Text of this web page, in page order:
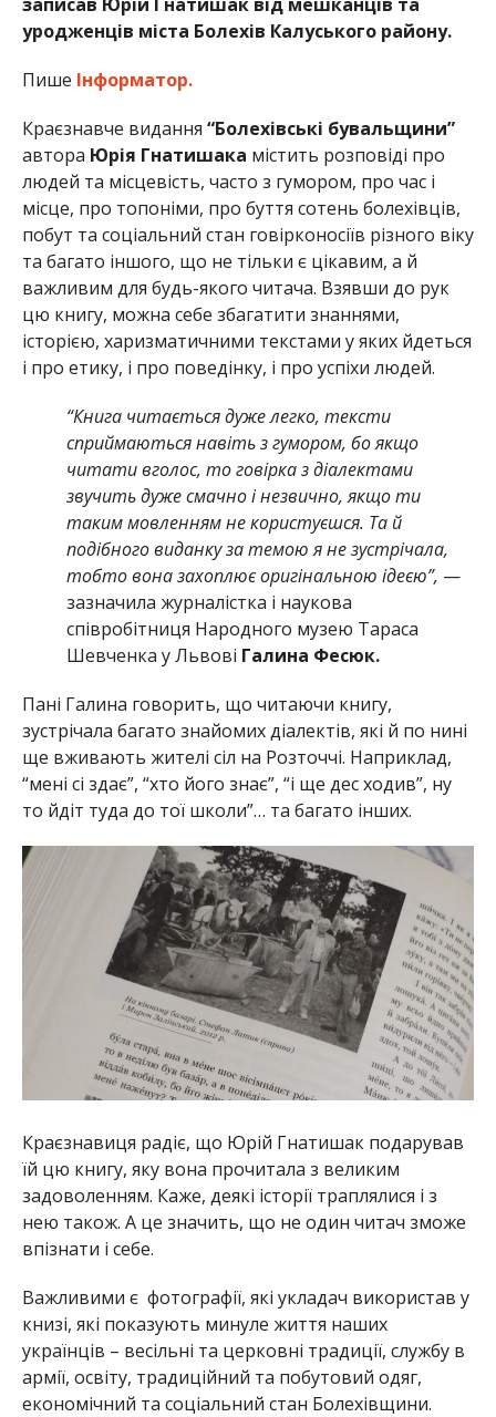
уродженців міста Болехів Калуського району.
Пише Інформатор.
Краєзнавче видання “Болехівські бувальщини”
автора Юрія Гнатишака містить розповіді про
людей та місцевість, часто з гумором, про час і
місце, про топоніми, про буття сотень болехівців,
побут та соціальний стан говірконосіїв різного віку
та багато іншого, що не тільки є цікавим, а й
важливим для будь-якого читача. Взявши до рук
цю книгу, можна себе збагатити знаннями,
історією, харизматичними текстами у яких йдеться
і про етику, і про поведінку, і про успіхи людей.
“Книга читається дуже легко, тексти
сприймаються навіть з гумором, бо якщо
читати вголос, то говірка з діалектами
звучить дуже смачно і незвично, якщо ти
таким мовленням не користуєшся. Та й
подібного виданку за темою я не зустрічала,
тобто вона захоплює оригінальною ідеєю”, —
зазначила журналістка і наукова
співробітниця Народного музею Тараса
Шевченка у Львові Галина Фесюк.
Пані Галина говорить, що читаючи книгу,
зустрічала багато знайомих діалектів, які й по нині
ще вживають жителі сіл на Розточчі. Наприклад,
“мені сі здає”, “хто його знає”, “і ще дес ходив”, ну
то йдіт туда до тої школи”… та багато інших.
Краєзнавиця радіє, що Юрій Гнатишак подарував
їй цю книгу, яку вона прочитала з великим
задоволенням. Каже, деякі історії траплялися і з
нею також. А це значить, що не один читач зможе
впізнати і себе.
Важливими є фотографії, які укладач використав у
книзі, які показують минуле життя наших
українців – весільні та церковні традиції, службу в
армії, освіту, традиційний та побутовий одяг,
економічний та соціальний стан Болехівщини.